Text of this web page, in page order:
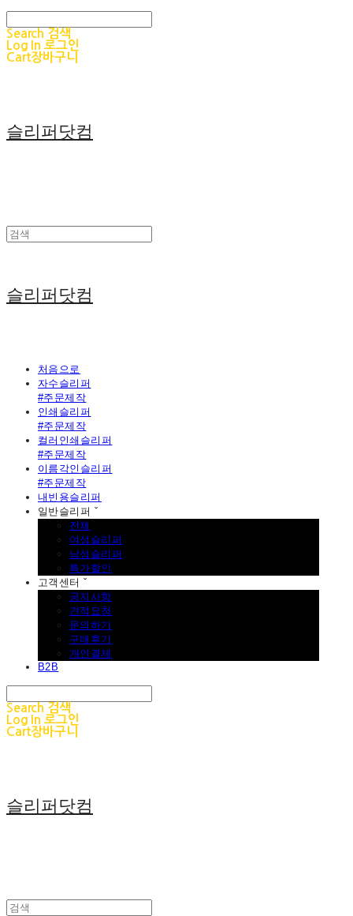
Search 검색
Log In 로그인
Cart장바구니
슬리퍼닷컴
슬리퍼닷컴
처음으로
자수슬리퍼
#주문제작
인쇄슬리퍼
#주문제작
컬러인쇄슬리퍼
#주문제작
이름각인슬리퍼
#주문제작
내빈용슬리퍼
일반슬리퍼 ˇ
전체
여성슬리퍼
남성슬리퍼
특가할인
고객센터 ˇ
공지사항
견적요청
문의하기
구매후기
개인결제
B2B
Search 검색
Log In 로그인
Cart장바구니
슬리퍼닷컴